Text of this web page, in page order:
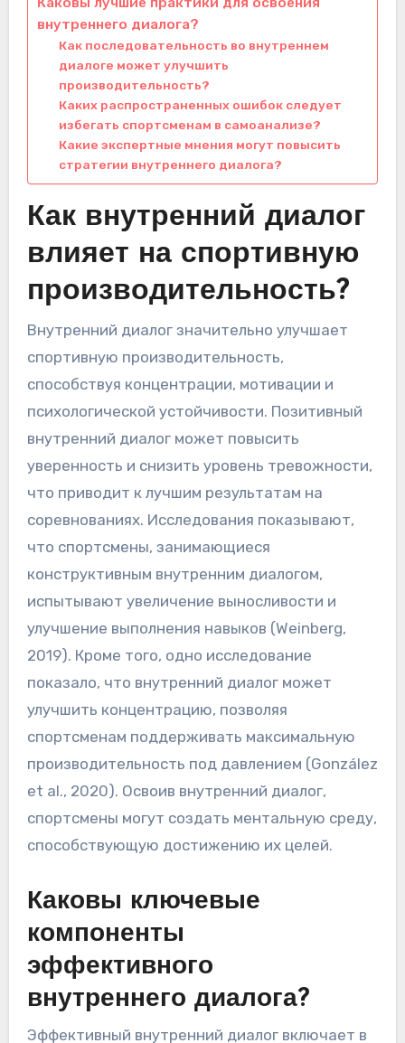
внутреннего диалога?
Как последовательность во внутреннем
диалоге может улучшить
производительность?
Каких распространенных ошибок следует
избегать спортсменам в самоанализе?
Какие экспертные мнения могут повысить
стратегии внутреннего диалога?
Как внутренний диалог
влияет на спортивную
производительность?
Внутренний диалог значительно улучшает
спортивную производительность,
способствуя концентрации, мотивации и
психологической устойчивости. Позитивный
внутренний диалог может повысить
уверенность и снизить уровень тревожности,
что приводит к лучшим результатам на
соревнованиях. Исследования показывают,
что спортсмены, занимающиеся
конструктивным внутренним диалогом,
испытывают увеличение выносливости и
улучшение выполнения навыков (Weinberg,
2019). Кроме того, одно исследование
показало, что внутренний диалог может
улучшить концентрацию, позволяя
спортсменам поддерживать максимальную
производительность под давлением (González
et al., 2020). Освоив внутренний диалог,
спортсмены могут создать ментальную среду,
способствующую достижению их целей.
Каковы ключевые
компоненты
эффективного
внутреннего диалога?
Эффективный внутренний диалог включает в